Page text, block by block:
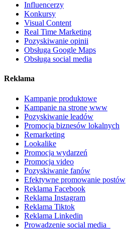
Influencerzy
Konkursy
Visual Content
Real Time Marketing
Pozyskiwanie opinii
Obsługa Google Maps
Obsługa social media
Reklama
Kampanie produktowe
Kampanie na stronę www
Pozyskiwanie leadów
Promocja biznesów lokalnych
Remarketing
Lookalike
Promocja wydarzeń
Promocja video
Pozyskiwanie fanów
Efektywne promowanie postów
Reklama Facebook
Reklama Instagram
Reklama Tiktok
Reklama Linkedin
Prowadzenie social media